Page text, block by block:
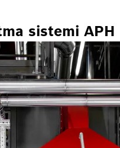
sistemi APH